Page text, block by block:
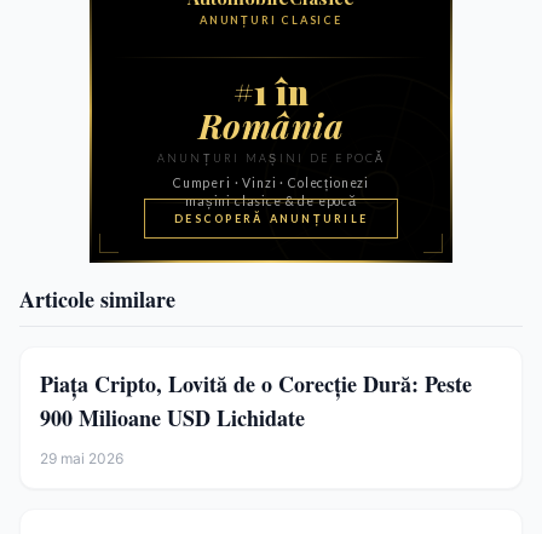
Articole similare
Piața Cripto, Lovită de o Corecție Dură: Peste
900 Milioane USD Lichidate
29 mai 2026